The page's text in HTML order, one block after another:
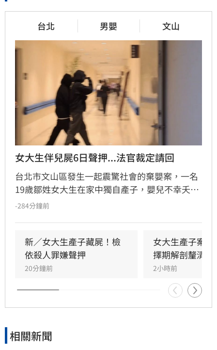
台北 男嬰 文山
女大生伴兒屍6日聲押...法官裁定請回
台北市文山區發生一起震驚社會的棄嬰案，一名
19歲鄒姓女大生在家中獨自產子，嬰兒不幸夭折
後，她竟將遺體藏於房內數日，直至飄散異味才
女雖涉犯殺人罪嫌重大，且有湮滅證據之虞遭檢
方聲請羈押，但台北地方法院審理後，認定其無
逃亡之虞，裁定無保請回。此案揭露了年輕女性
隱匿懷孕的社會隱憂，全案目前正由檢警深入調
查中，釐清嬰兒死亡真相與鄒女當時的犯罪動
機，後續司法進度備受各界高度關注。
-284分鐘前
新／女大生產子藏屍！檢
依殺人罪嫌聲押
20分鐘前
女大生產子案
擇期解剖釐清死
2小時前
相關新聞